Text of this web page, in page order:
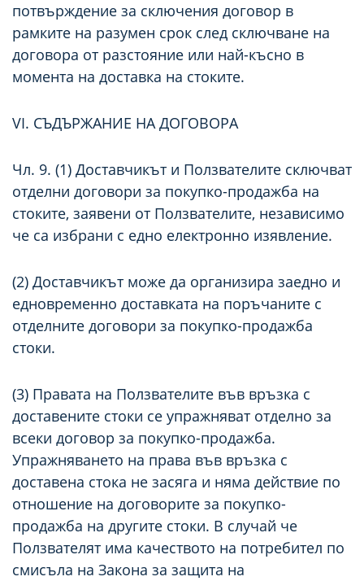
потвърждение за сключения договор в
рамките на разумен срок след сключване на
договора от разстояние или най-късно в
момента на доставка на стоките.
VI. СЪДЪРЖАНИЕ НА ДОГОВОРА
Чл. 9. (1) Доставчикът и Ползвателите сключват
отделни договори за покупко-продажба на
стоките, заявени от Ползвателите, независимо
че са избрани с едно електронно изявление.
(2) Доставчикът може да организира заедно и
едновременно доставката на поръчаните с
отделните договори за покупко-продажба
стоки.
(3) Правата на Ползвателите във връзка с
доставените стоки се упражняват отделно за
всеки договор за покупко-продажба.
Упражняването на права във връзка с
доставена стока не засяга и няма действие по
отношение на договорите за покупко-
продажба на другите стоки. В случай че
Ползвателят има качеството на потребител по
смисъла на Закона за защита на